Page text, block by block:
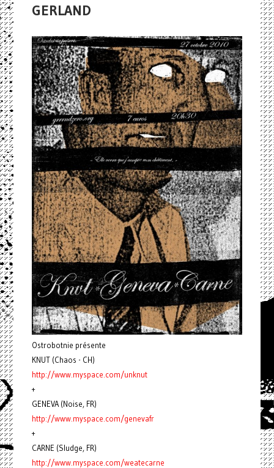
GERLAND
Ostrobotnie présente
KNUT (Chaos - CH)
http://www.myspace.com/unknut
+
GENEVA (Noise, FR)
http://www.myspace.com/genevafr
+
CARNE (Sludge, FR)
http://www.myspace.com/weatecarne